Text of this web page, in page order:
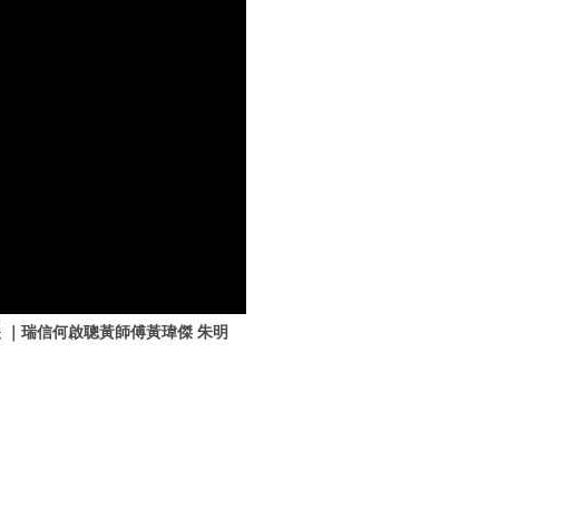
｜瑞信何啟聰黃師傅黃瑋傑 朱明